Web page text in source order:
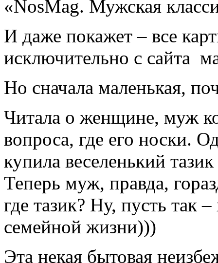
«NosMag. Мужская
И даже покажет – все
исключительно с сайта
Но сначала маленькая,
Читала о женщине, муж
вопроса, где его носки.
купила веселенький
Теперь муж, правда,
где тазик? Ну, пусть так
семейной жизни)))
Эта некая бытовая